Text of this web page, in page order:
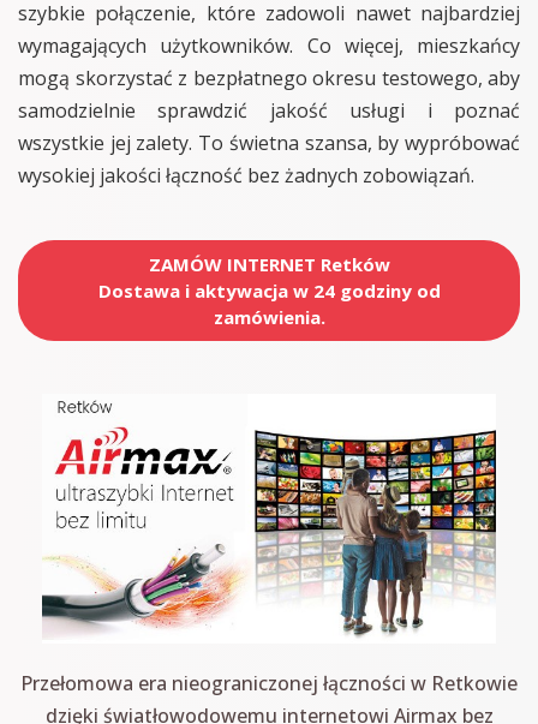
szybkie połączenie, które zadowoli nawet najbardziej
wymagających użytkowników. Co więcej, mieszkańcy
mogą skorzystać z bezpłatnego okresu testowego, aby
samodzielnie sprawdzić jakość usługi i poznać
wszystkie jej zalety. To świetna szansa, by wypróbować
wysokiej jakości łączność bez żadnych zobowiązań.
ZAMÓW INTERNET Retków
Dostawa i aktywacja w 24 godziny od
zamówienia.
Przełomowa era nieograniczonej łączności w Retkowie
dzięki światłowodowemu internetowi Airmax bez